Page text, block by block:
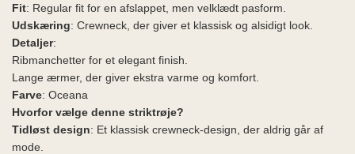
Fit: Regular fit for en afslappet, men velklædt pasform.
Udskæring: Crewneck, der giver et klassisk og alsidigt look.
Detaljer:
Ribmanchetter for et elegant finish.
Lange ærmer, der giver ekstra varme og komfort.
Farve: Oceana
Hvorfor vælge denne striktrøje?
Tidløst design: Et klassisk crewneck-design, der aldrig går af
mode.